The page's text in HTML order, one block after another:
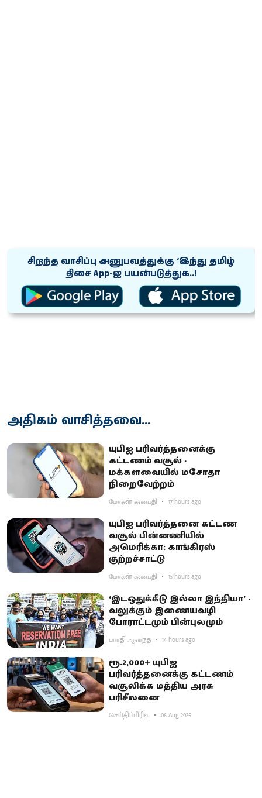
சிறந்த வாசிப்பு அனுபவத்துக்கு ‘இந்து தமிழ்
திசை App-ஐ பயன்படுத்துக..!
அதிகம் வாசித்தவை...
யுபிஐ பரிவர்த்தனைக்கு
கட்டணம் வசூல் -
மக்களவையில் மசோதா
நிறைவேற்றம்
மோகன் கணபதி 17 hours ago
யுபிஐ பரிவர்த்தனை கட்டண
வசூல் பின்னணியில்
அமெரிக்கா: காங்கிரஸ்
குற்றச்சாட்டு
மோகன் கணபதி 15 hours ago
‘இடஒதுக்கீடு இல்லா இந்தியா’ -
வலுக்கும் இணையவழி
போராட்டமும் பின்புலமும்
பாரதி ஆனந்த் 14 hours ago
ரூ.2,000+ யுபிஐ
பரிவர்த்தனைக்கு கட்டணம்
வசூலிக்க மத்திய அரசு
பரிசீலனை
செய்திப்பிரிவு 06 Aug 2026